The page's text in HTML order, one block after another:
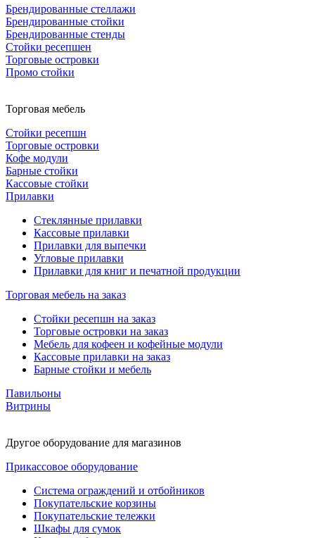
Брендированные стеллажи
Брендированные стойки
Брендированные стенды
Стойки ресепшен
Торговые островки
Промо стойки
Торговая мебель
Стойки ресепшн
Торговые островки
Кофе модули
Барные стойки
Кассовые стойки
Прилавки
Стеклянные прилавки
Кассовые прилавки
Прилавки для выпечки
Угловые прилавки
Прилавки для книг и печатной продукции
Торговая мебель на заказ
Стойки ресепшн на заказ
Торговые островки на заказ
Мебель для кофеен и кофейные модули
Кассовые прилавки на заказ
Барные стойки и мебель
Павильоны
Витрины
Другое оборудование для магазинов
Прикассовое оборудование
Система ограждений и отбойников
Покупательские корзины
Покупательские тележки
Шкафы для сумок